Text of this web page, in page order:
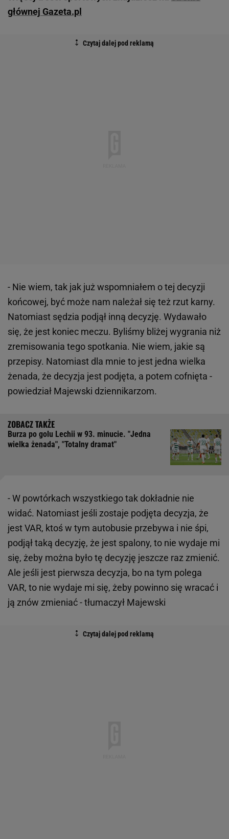
głównej Gazeta.pl
- Nie wiem, tak jak już wspomniałem o tej decyzji
końcowej, być może nam należał się też rzut karny.
Natomiast sędzia podjął inną decyzję. Wydawało
się, że jest koniec meczu. Byliśmy bliżej wygrania niż
zremisowania tego spotkania. Nie wiem, jakie są
przepisy. Natomiast dla mnie to jest jedna wielka
żenada, że decyzja jest podjęta, a potem cofnięta -
powiedział Majewski dziennikarzom.
Burza po golu Lechii w 93. minucie. "Jedna
wielka żenada", "Totalny dramat"
- W powtórkach wszystkiego tak dokładnie nie
widać. Natomiast jeśli zostaje podjęta decyzja, że
jest VAR, ktoś w tym autobusie przebywa i nie śpi,
podjął taką decyzję, że jest spalony, to nie wydaje mi
się, żeby można było tę decyzję jeszcze raz zmienić.
Ale jeśli jest pierwsza decyzja, bo na tym polega
VAR, to nie wydaje mi się, żeby powinno się wracać i
ją znów zmieniać - tłumaczył Majewski